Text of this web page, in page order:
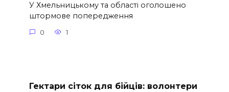
У Хмельницькому та області оголошено
штормове попередження
0 1
Гектари сіток для бійців: волонтери